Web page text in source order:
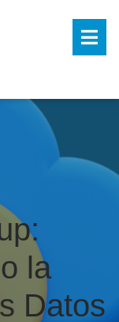
la
Datos